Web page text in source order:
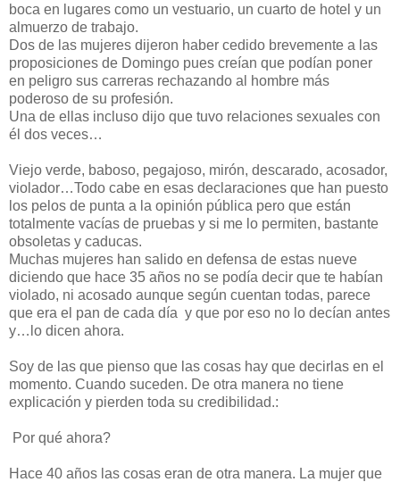
boca en lugares como un vestuario, un cuarto de hotel y un
almuerzo de trabajo.
Dos de las mujeres dijeron haber cedido brevemente a las
proposiciones de Domingo pues creían que podían poner
en peligro sus carreras rechazando al hombre más
poderoso de su profesión.
Una de ellas incluso dijo que tuvo relaciones sexuales con
él dos veces…
Viejo verde, baboso, pegajoso, mirón, descarado, acosador,
violador…Todo cabe en esas declaraciones que han puesto
los pelos de punta a la opinión pública pero que están
totalmente vacías de pruebas y si me lo permiten, bastante
obsoletas y caducas.
Muchas mujeres han salido en defensa de estas nueve
diciendo que hace 35 años no se podía decir que te habían
violado, ni acosado aunque según cuentan todas, parece
que era el pan de cada día y que por eso no lo decían antes
y…lo dicen ahora.
Soy de las que pienso que las cosas hay que decirlas en el
momento. Cuando suceden. De otra manera no tiene
explicación y pierden toda su credibilidad.:
Por qué ahora?
Hace 40 años las cosas eran de otra manera. La mujer que